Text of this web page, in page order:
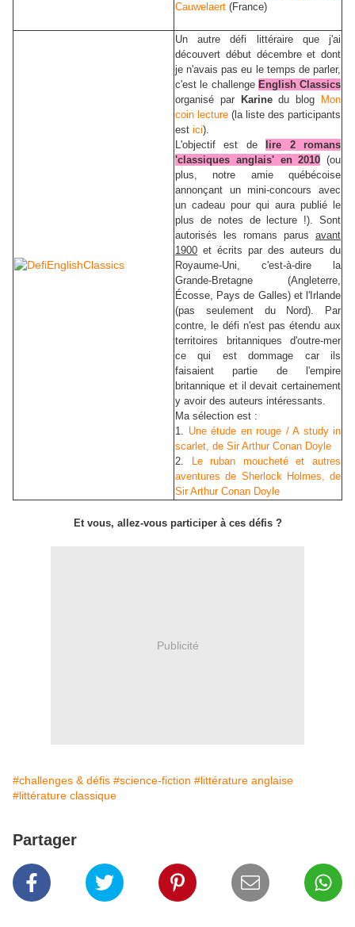
Cauwelaert (France)
Un autre défi littéraire que j'ai
découvert début décembre et dont
je n'avais pas eu le temps de parler,
c'est le challenge English Classics
organisé par
Karinedu blog
Mon
coin lecture (la liste des participants
est ici).
L'objectif est de
lire 2 romans
'classiques anglais' en 2010 (ou
plus, notre amie québécoise
annonçant un mini-concours avec
un cadeau pour qui aura publié le
plus de notes de lecture !). Sont
autorisés les romans parus avant
1900 et écrits par des auteurs du
Royaume-Uni, c'est-à-dire la
Grande-Bretagne (Angleterre,
Écosse, Pays de Galles) et l'Irlande
(pas seulement du Nord). Par
contre, le défi n'est pas étendu aux
territoires britanniques d'outre-mer
ce qui est dommage car ils
faisaient partie de l'empire
britannique et il devait certainement
y avoir des auteurs intéressants.
Ma sélection est :
1. Une étude en rouge / A study in
scarlet, de Sir Arthur Conan Doyle
2.
Le ruban moucheté et autres
aventures de Sherlock Holmes, de
Sir Arthur Conan Doyle
Et vous, allez-vous participer à ces défis ?
Publicité
#challenges & défis #science-fiction #littérature anglaise
#littérature classique
Partager